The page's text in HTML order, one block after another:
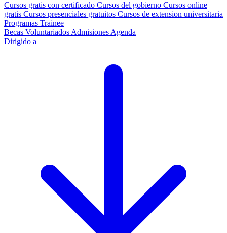
Cursos gratis con certificado Cursos del gobierno Cursos online
gratis Cursos presenciales gratuitos Cursos de extension universitaria
Programas Trainee
Becas Voluntariados Admisiones Agenda
Dirigido a